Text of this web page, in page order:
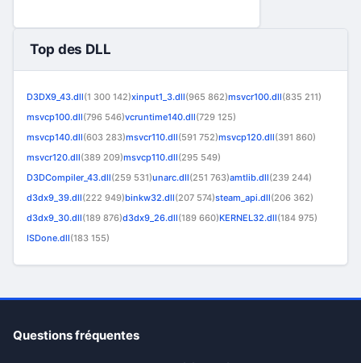
Top des DLL
D3DX9_43.dll(1 300 142)xinput1_3.dll(965 862)msvcr100.dll(835 211)
msvcp100.dll(796 546)vcruntime140.dll(729 125)
msvcp140.dll(603 283)msvcr110.dll(591 752)msvcp120.dll(391 860)
msvcr120.dll(389 209)msvcp110.dll(295 549)
D3DCompiler_43.dll(259 531)unarc.dll(251 763)amtlib.dll(239 244)
d3dx9_39.dll(222 949)binkw32.dll(207 574)steam_api.dll(206 362)
d3dx9_30.dll(189 876)d3dx9_26.dll(189 660)KERNEL32.dll(184 975)
ISDone.dll(183 155)
Questions fréquentes